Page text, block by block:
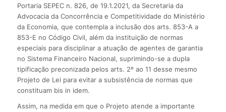
Portaria SEPEC n. 826, de 19.1.2021, da Secretaria da
Advocacia da Concorrência e Competitividade do Ministério
da Economia, que contempla a inclusão dos arts. 853-A a
853-E no Código Civil, além da instituição de normas
especiais para disciplinar a atuação de agentes de garantia
no Sistema Financeiro Nacional, suprimindo-se a dupla
tipificação preconizada pelos arts. 2º ao 11 desse mesmo
Projeto de Lei para evitar a subsistência de normas que
constituam bis in idem.
Assim, na medida em que o Projeto atende a importante